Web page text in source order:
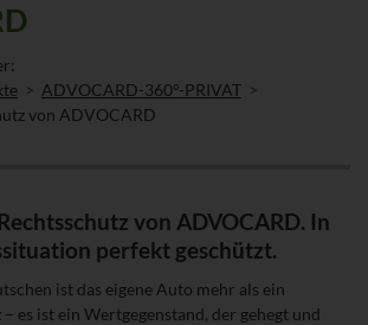
ADVOCARD-360°-PRIVAT
von ADVOCARD
von ADVOCARD. In
perfekt geschützt.
ist das eigene Auto mehr als ein
es ist ein Wertgegenstand, der gehegt und